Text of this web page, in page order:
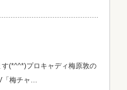
(*^^*)プロキャディ梅原敦の
「梅チャ…